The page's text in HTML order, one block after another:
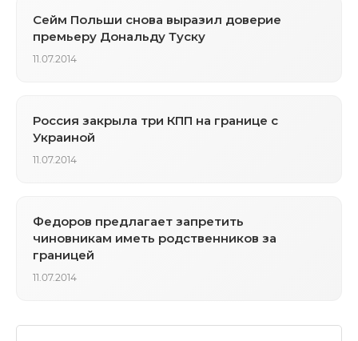
Сейм Польши снова выразил доверие
премьеру Дональду Туску
11.07.2014
Россия закрыла три КПП на границе с
Украиной
11.07.2014
Федоров предлагает запретить
чиновникам иметь родственников за
границей
11.07.2014